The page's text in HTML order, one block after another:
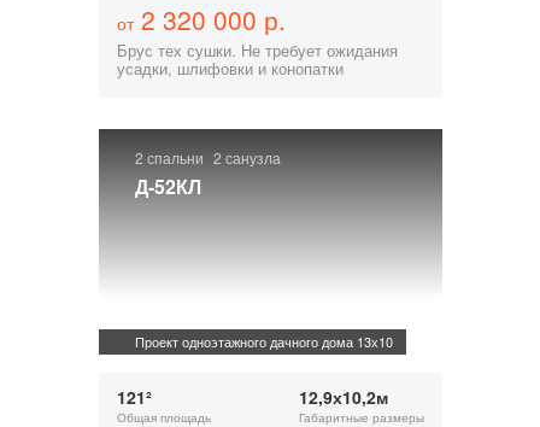
от2 320 000 р.
Брус тех сушки. Не требует ожидания
усадки, шлифовки и конопатки
2 спальни 2 санузла
Д-52КЛ
Проект одноэтажного дачного дома 13х10
121²
Общая площадь
12,9х10,2м
Габаритные размеры